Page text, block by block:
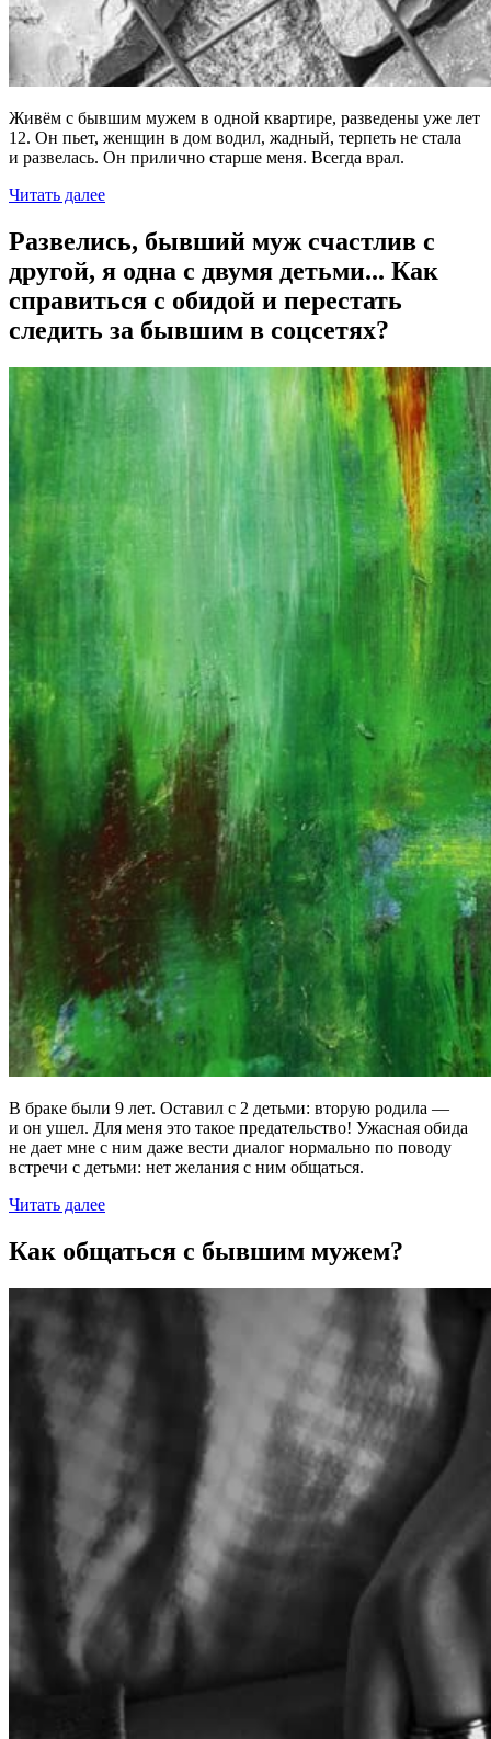
Живём с бывшим мужем в одной квартире, разведены уже лет
12. Он пьет, женщин в дом водил, жадный, терпеть не стала
и развелась. Он прилично старше меня. Всегда врал.
Читать далее
Развелись, бывший муж счастлив с
другой, я одна с двумя детьми... Как
справиться с обидой и перестать
следить за бывшим в соцсетях?
В браке были 9 лет. Оставил с 2 детьми: вторую родила —
и он ушел. Для меня это такое предательство! Ужасная обида
не дает мне с ним даже вести диалог нормально по поводу
встречи с детьми: нет желания с ним общаться.
Читать далее
Как общаться с бывшим мужем?